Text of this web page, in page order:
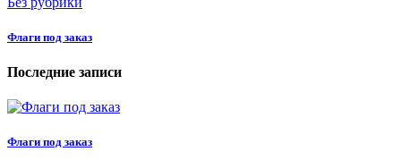
Флаги под заказ
Последние записи
Флаги под заказ